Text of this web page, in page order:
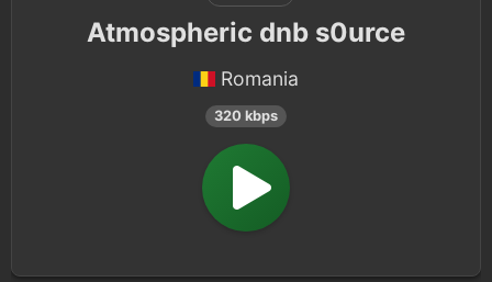
Atmospheric dnb s0urce
Romania
320 kbps